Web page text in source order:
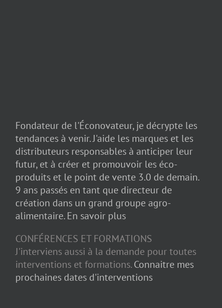
Fondateur de l'Éconovateur, je décrypte les
tendances à venir. J'aide les marques et les
distributeurs responsables à anticiper leur
futur, et à créer et promouvoir les éco-
produits et le point de vente 3.0 de demain.
9 ans passés en tant que directeur de
création dans un grand groupe agro-
alimentaire.En savoir plus
CONFÉRENCES ET FORMATIONS
J'interviens aussi à la demande pour toutes
interventions et formations.Connaitre mes
prochaines dates d'interventions